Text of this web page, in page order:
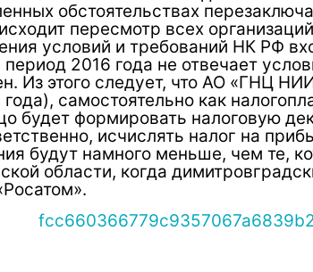
обстоятельствах
пересмотр всех
условий и требований НК РФ
2016 года не отвечает
Из этого следует, что АО «ГНЦ
самостоятельно как
будет формировать налоговую
исчислять налог на
будут намного меньше, чем те,
области, когда